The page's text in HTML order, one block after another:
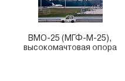
ВМО-25 (МГФ-М-25),
высокомачтовая опора